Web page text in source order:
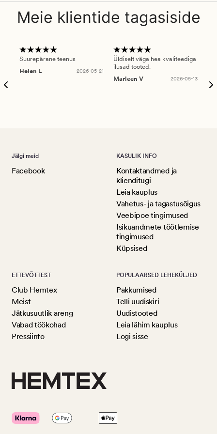
Meie klientide tagasiside
Suurepärane teenus
Helen L
2026-05-21
Üldiselt väga hea kvaliteediga
ilusad tooted.
Marleen V
2026-05-13
Jälgi meid
Facebook
KASULIK INFO
Kontaktandmed ja
klienditugi
Leia kauplus
Vahetus- ja tagastusõigus
Veebipoe tingimused
Isikuandmete töötlemise
tingimused
Küpsised
ETTEVÕTTEST
Club Hemtex
Meist
Jätkusuutlik areng
Vabad töökohad
Pressiinfo
POPULAARSED LEHEKÜLJED
Pakkumised
Telli uudiskiri
Uudistooted
Leia lähim kauplus
Logi sisse